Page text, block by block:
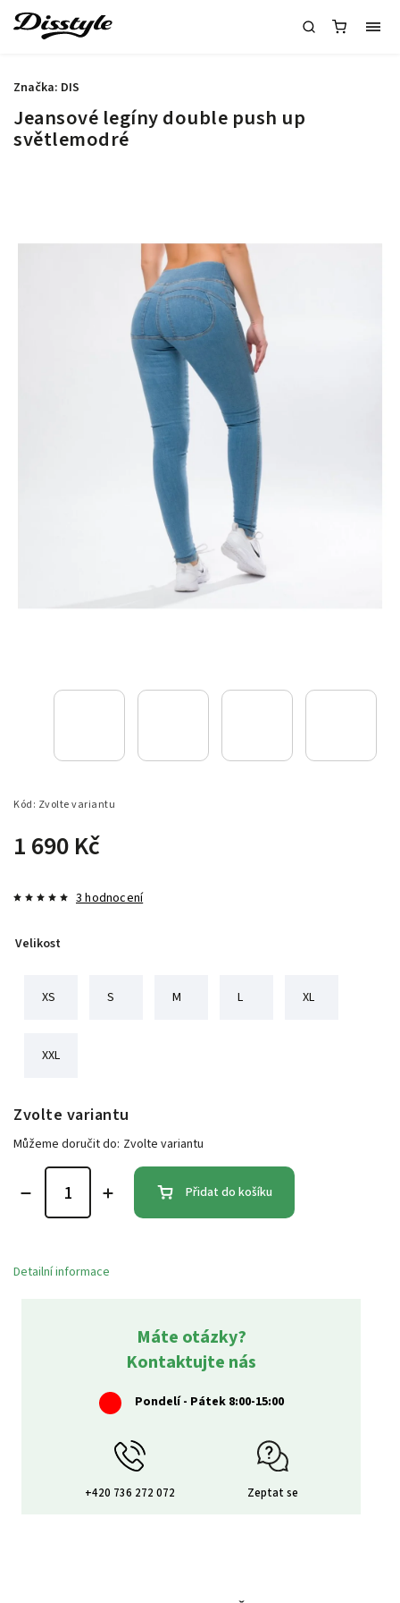
Jeansové legíny double push up
světlemodré
Kód: Zvolte variantu
1 690 Kč
3 hodnocení
Značka: DIS
Velikost
XS S M L XL
XXL
Zvolte variantu
Můžeme doručit do: Zvolte variantu
Přidat do košíku
Detailní informace
Máte otázky?
Kontaktujte nás
Pondelí - Pátek 8:00-15:00
+420 736 272 072 Zeptat se